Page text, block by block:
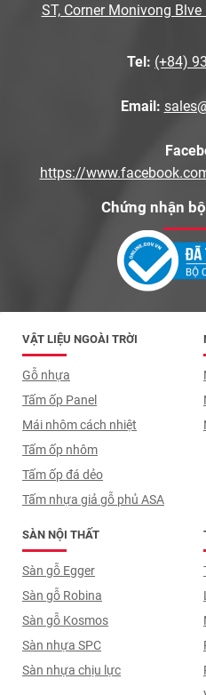
ST, Corner Monivong
Tel: (+84)
Email:
https://
Chứng nhận
VẬT LIỆU NGOÀI TRỜI
Gỗ nhựa
Tấm ốp Panel
Mái nhôm cách nhiệt
Tấm ốp nhôm
Tấm ốp đá dẻo
Tấm nhựa giả gỗ phủ ASA
SÀN NỘI THẤT
Sàn gỗ Egger
Sàn gỗ Robina
Sàn gỗ Kosmos
Sàn nhựa SPC
Sàn nhựa chịu lực